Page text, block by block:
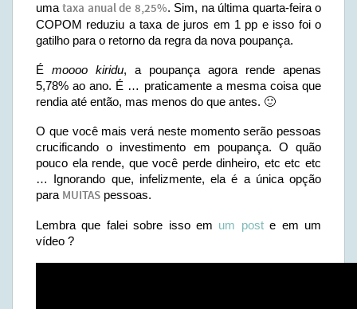
umataxa anual de 8,25%. Sim, na última quarta-feira o
COPOM reduziu a taxa de juros em 1 pp e isso foi o
gatilho para o retorno da regra da nova poupança.
É moooo kiridu, a poupança agora rende apenas
5,78% ao ano. É … praticamente a mesma coisa que
rendia até então, mas menos do que antes. 🙂
O que você mais verá neste momento serão pessoas
crucificando o investimento em poupança. O quão
pouco ela rende, que você perde dinheiro, etc etc etc
… Ignorando que, infelizmente, ela é a única opção
para MUITAS pessoas.
Lembra que falei sobre isso em um poste em um
vídeo ?